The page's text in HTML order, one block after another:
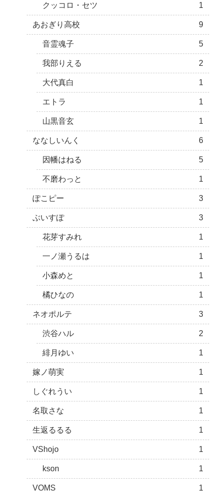
クッコロ・セツ 1
あおぎり高校 9
音霊魂子 5
我部りえる 2
大代真白 1
エトラ 1
山黒音玄 1
ななしいんく 6
因幡はねる 5
不磨わっと 1
ぽこピー 3
ぶいすぽ 3
花芽すみれ 1
一ノ瀬うるは 1
小森めと 1
橘ひなの 1
ネオポルテ 3
渋谷ハル 2
緋月ゆい 1
嫁ノ萌実 1
しぐれうい 1
名取さな 1
生返るるる 1
VShojo 1
kson 1
VOMS 1